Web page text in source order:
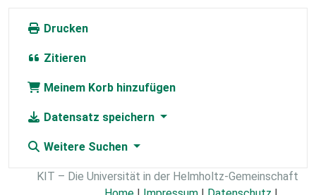
Drucken
Zitieren
Meinem Korb hinzufügen
Datensatz speichern
Weitere Suchen
KIT – Die Universität in der Helmholtz-Gemeinschaft